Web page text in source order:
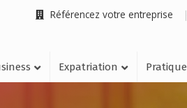
Référencez votre entreprise
Expatriation Pratique